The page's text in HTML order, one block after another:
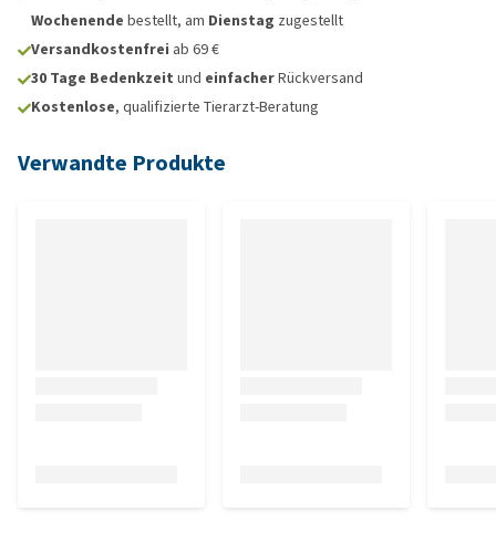
Wochenende bestellt, am Dienstag zugestellt
Versandkostenfrei ab 69 €
30 Tage Bedenkzeit und einfacherRückversand
Kostenlose, qualifizierte Tierarzt-Beratung
Verwandte Produkte